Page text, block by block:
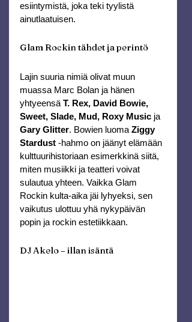
esiintymistä, joka teki tyylistä
ainutlaatuisen.
Glam Rockin tähdet ja perintö
Lajin suuria nimiä olivat muun
muassa Marc Bolan ja hänen
yhtyeensä T. Rex, David Bowie,
Sweet, Slade, Mud, Roxy Music ja
Gary Glitter. Bowien luoma Ziggy
Stardust -hahmo on jäänyt elämään
kulttuurihistoriaan esimerkkinä siitä,
miten musiikki ja teatteri voivat
sulautua yhteen. Vaikka Glam
Rockin kulta-aika jäi lyhyeksi, sen
vaikutus ulottuu yhä nykypäivän
popin ja rockin estetiikkaan.
DJ Akelo – illan isäntä